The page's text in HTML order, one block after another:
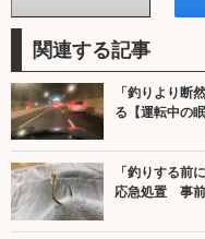
関連する記事
「釣りより断
る【運転中の
「釣りする前
応急処置 事前